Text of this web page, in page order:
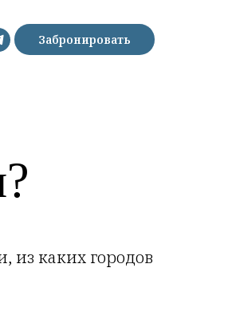
Забронировать
из каких городов